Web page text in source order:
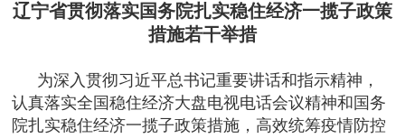
辽宁省贯彻落实国务院扎实稳住经济一揽子政策
措施若干举措
为深入贯彻习近平总书记重要讲话和指示精神，
认真落实全国稳住经济大盘电视电话会议精神和国务
院扎实稳住经济一揽子政策措施，高效统筹疫情防控